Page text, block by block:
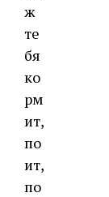
ж
те
бя
ко
рм
ит,
по
ит,
по